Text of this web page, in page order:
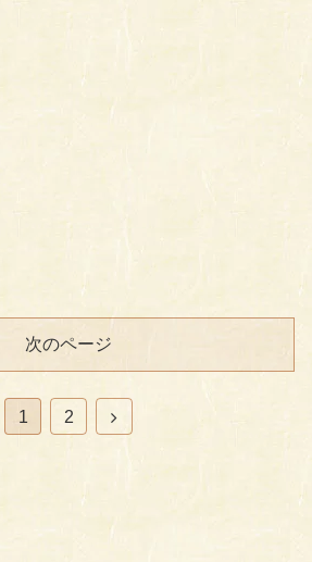
次のページ
1 2
次